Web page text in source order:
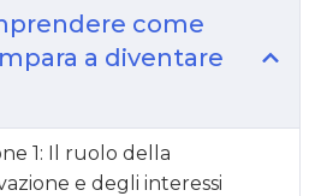
come
a diventare
1: Il ruolo della
e degli interessi